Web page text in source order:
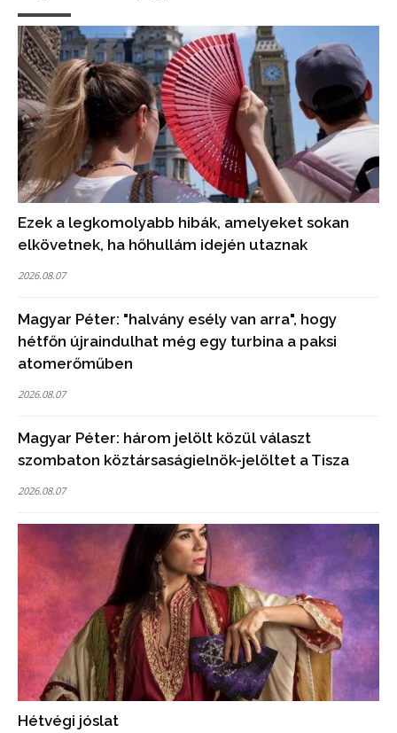
Ezek a legkomolyabb hibák, amelyeket sokan
elkövetnek, ha hőhullám idején utaznak
2026.08.07
Magyar Péter: "halvány esély van arra", hogy
hétfőn újraindulhat még egy turbina a paksi
atomerőműben
2026.08.07
Magyar Péter: három jelölt közül választ
szombaton köztársaságielnök-jelöltet a Tisza
2026.08.07
Hétvégi jóslat